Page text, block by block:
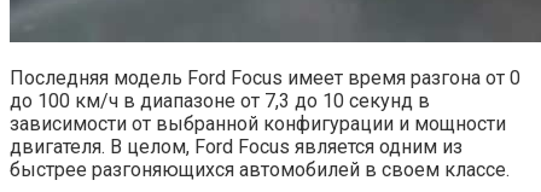
Последняя модель Ford Focus имеет время разгона от 0
до 100 км/ч в диапазоне от 7,3 до 10 секунд в
зависимости от выбранной конфигурации и мощности
двигателя. В целом, Ford Focus является одним из
быстрее разгоняющихся автомобилей в своем классе.